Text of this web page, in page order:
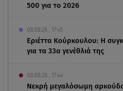
500 για το 2026
08.08.26 , 17:45
Εριέττα Κούρκουλου: Η
για τα 33α γενέθλιά της
08.08.26 , 17:44
Νεκρή μεγαλόσωμη